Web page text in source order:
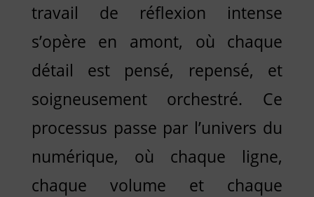
travail de réflexion intense
s’opère en amont, où chaque
détail est pensé, repensé, et
soigneusement orchestré. Ce
processus passe par l’univers du
numérique, où chaque ligne,
chaque volume et chaque